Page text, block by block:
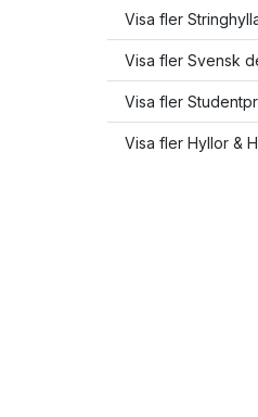
Visa fler
Visa fler Svensk
Visa fler
Visa fler Hyllor &